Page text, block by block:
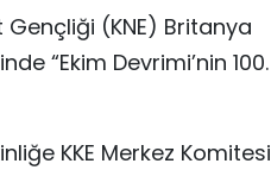
(KNE) Britanya
“Ekim Devrimi’nin 100.
KKE Merkez Komitesi